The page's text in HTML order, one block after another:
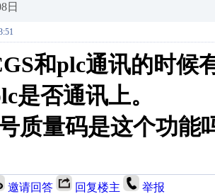
日
和plc通讯的时候
是否通讯上。
质量码是这个功
邀请回答 回复楼主 举报